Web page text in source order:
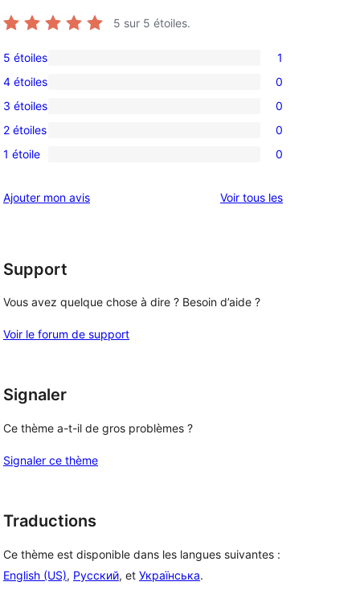
5 sur 5 étoiles.
1
avis
à
5
étoile
5 étoiles 1
0
avis
à
4
4 étoiles 0
0
avis
à
étoile
3 étoiles 0
0
avis
2
2 étoiles 0
0
à
1 étoile 0
Ajouter mon avis Voir tous lesavis
Support
Vous avez quelque chose à dire ? Besoin d’aide ?
Voir le forum de support
Signaler
Ce thème a-t-il de gros problèmes ?
Signaler ce thème
Traductions
Ce thème est disponible dans les langues suivantes :
English (US), Русский, et Українська.